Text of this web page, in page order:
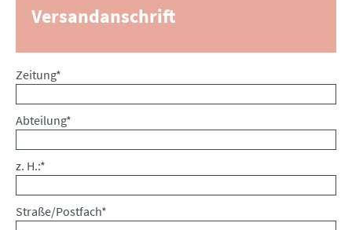
Versandanschrift
Pflichtfeld
Zeitung*
Pflichtfeld
Abteilung*
Pflichtfeld
z. H.:*
Pflichtfeld
Straße/Postfach*